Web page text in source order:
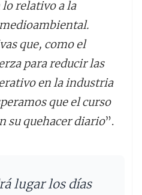
relativo a la
que, como el
para reducir las
en la industria
que el curso
su quehacer diario”.
lugar los días